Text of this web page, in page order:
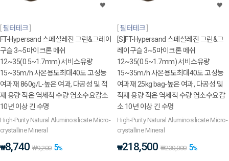
필터테크
FT-Hypersand 스페셜레진 그린&그레이
구슬 3~5마이크론 메쉬
12~35(0.5~1.7mm) 서비스유량
15~35m/h 사온용도최대40도 고성능
여과재 860g/L-높은 여과, 다공성 및 적
재 용량 적은 역세척 수량 염소수요감소
10년 이상 긴 수명
High-Purity Natural Aluminosilicate Micro-
crystalline Mineral
₩8,740 ₩9,200 5%
필터테크
[S]FT-Hypersand 스페셜레진 그린&그
레이구슬 3~5마이크론 메쉬
12~35(0.5~1.7mm) 서비스유량
15~35m/h 사온용도최대40도 고성능
여과재 25kg bag-높은 여과, 다공성 및
적재 용량 적은 역세척 수량 염소수요감
소 10년 이상 긴 수명
High-Purity Natural Aluminosilicate Micro-
crystalline Mineral
₩218,500 ₩230,000 5%